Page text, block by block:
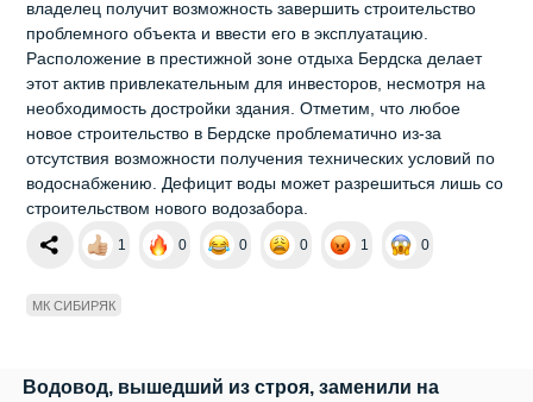
владелец получит возможность завершить строительство
проблемного объекта и ввести его в эксплуатацию.
Расположение в престижной зоне отдыха Бердска делает
этот актив привлекательным для инвесторов, несмотря на
необходимость достройки здания. Отметим, что любое
новое строительство в Бердске проблематично из-за
отсутствия возможности получения технических условий по
водоснабжению. Дефицит воды может разрешиться лишь со
строительством нового водозабора.
1 0 0 0 1 0
МК СИБИРЯК
Водовод, вышедший из строя, заменили на